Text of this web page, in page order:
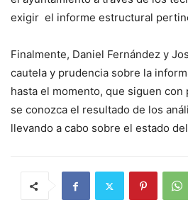
exigir el informe estructural
Finalmente, Daniel Fernández y
cautela y prudencia sobre la
hasta el momento, que siguen con
se conozca el resultado de los
llevando a cabo sobre el estado